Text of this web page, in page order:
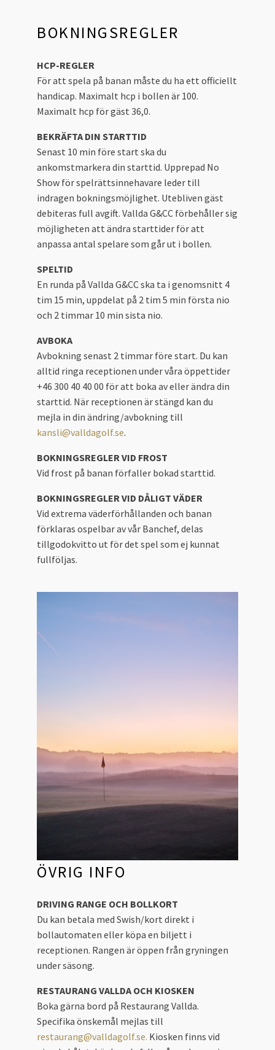
BOKNINGSREGLER
HCP-REGLER
För att spela på banan måste du ha ett officiellt
handicap. Maximalt hcp i bollen är 100.
Maximalt hcp för gäst 36,0.
BEKRÄFTA DIN STARTTID
Senast 10 min före start ska du
ankomstmarkera din starttid. Upprepad No
Show för spelrättsinnehavare leder till
indragen bokningsmöjlighet. Utebliven gäst
debiteras full avgift. Vallda G&CC förbehåller sig
möjligheten att ändra starttider för att
anpassa antal spelare som går ut i bollen.
SPELTID
En runda på Vallda G&CC ska ta i genomsnitt 4
tim 15 min, uppdelat på 2 tim 5 min första nio
och 2 timmar 10 min sista nio.
AVBOKA
Avbokning senast 2 timmar före start. Du kan
alltid ringa receptionen under våra öppettider
+46 300 40 40 00 för att boka av eller ändra din
starttid. När receptionen är stängd kan du
mejla in din ändring/avbokning till
kansli@valldagolf.se.
BOKNINGSREGLER VID FROST
Vid frost på banan förfaller bokad starttid.
BOKNINGSREGLER VID DÅLIGT VÄDER
Vid extrema väderförhållanden och banan
förklaras ospelbar av vår Banchef, delas
tillgodokvitto ut för det spel som ej kunnat
fullföljas.
ÖVRIG INFO
DRIVING RANGE OCH BOLLKORT
Du kan betala med Swish/kort direkt i
bollautomaten eller köpa en biljett i
receptionen. Rangen är öppen från gryningen
under säsong.
RESTAURANG VALLDA OCH KIOSKEN
Boka gärna bord på Restaurang Vallda.
Specifika önskemål mejlas till
restaurang@valldagolf.se. Kiosken finns vid